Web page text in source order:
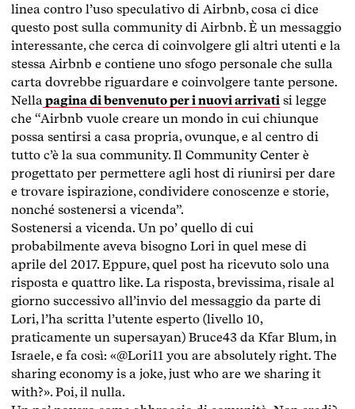
linea contro l’uso speculativo di Airbnb, cosa ci dice
questo post sulla community di Airbnb. È un messaggio
interessante, che cerca di coinvolgere gli altri utenti e la
stessa Airbnb e contiene uno sfogo personale che sulla
carta dovrebbe riguardare e coinvolgere tante persone.
Nella pagina di benvenuto per i nuovi arrivati si legge
che “Airbnb vuole creare un mondo in cui chiunque
possa sentirsi a casa propria, ovunque, e al centro di
tutto c’è la sua community. Il Community Center è
progettato per permettere agli host di riunirsi per dare
e trovare ispirazione, condividere conoscenze e storie,
nonché sostenersi a vicenda”.
Sostenersi a vicenda. Un po’ quello di cui
probabilmente aveva bisogno Lori in quel mese di
aprile del 2017. Eppure, quel post ha ricevuto solo una
risposta e quattro like. La risposta, brevissima, risale al
giorno successivo all’invio del messaggio da parte di
Lori, l’ha scritta l’utente esperto (livello 10,
praticamente un supersayan) Bruce43 da Kfar Blum, in
Israele, e fa così: «@Lori11 you are absolutely right. The
sharing economy is a joke, just who are we sharing it
with?». Poi, il nulla.